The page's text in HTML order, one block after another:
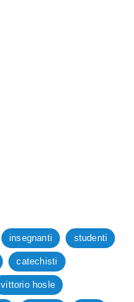
insegnanti studenti
catechisti
vittorio hosle